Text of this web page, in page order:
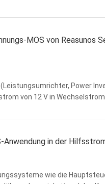
MOS von Reasunos
Power
von 12 V in
Anwendung in der
wie die